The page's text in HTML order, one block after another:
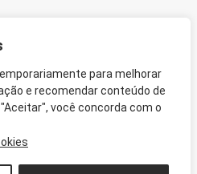
para melhorar
e recomendar conteúdo de
você concorda com o